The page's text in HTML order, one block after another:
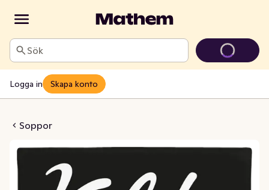
Sök
Logga in Skapa konto
Soppor